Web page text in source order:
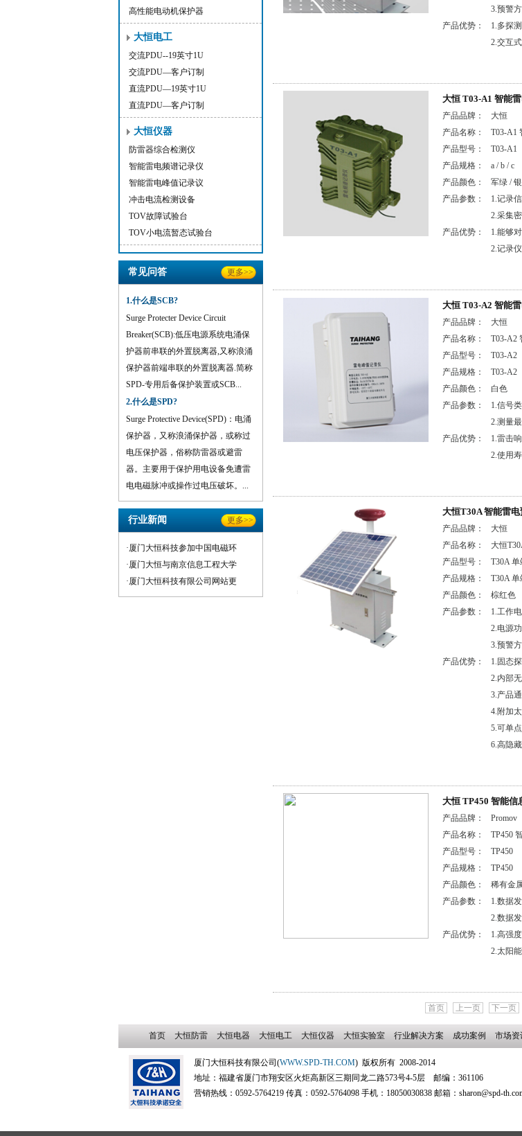
高性能电动机保护器
大恒电工
交流PDU--19英寸1U
交流PDU—客户订制
直流PDU—19英寸1U
直流PDU—客户订制
大恒仪器
防雷器综合检测仪
智能雷电频谱记录仪
智能雷电峰值记录议
冲击电流检测设备
TOV故障试验台
TOV小电流暂态试验台
常见问答 更多>>
1.什么是SCB?
Surge Protecter Device Circuit
Breaker(SCB):低压电源系统电涌保
护器前串联的外置脱离器,又称浪涌
保护器前端串联的外置脱离器.简称
SPD-专用后备保护装置或SCB...
2.什么是SPD?
Surge Protective Device(SPD)：电涌
保护器，又称浪涌保护器，或称过
电压保护器，俗称防雷器或避雷
器。主要用于保护用电设备免遭雷
电电磁脉冲或操作过电压破坏。...
行业新闻 更多>>
·厦门大恒科技参加中国电磁环
·厦门大恒与南京信息工程大学
·厦门大恒科技有限公司网站更
3.预警
产品优势：
1.多探
2.交互
大恒 T03-A1 智能
产品品牌：
大恒
产品名称：
T03-A1
产品型号：
T03-A1
产品规格：
a / b / c
产品颜色：
军绿 /
产品参数：
1.记录
2.采集
产品优势：
1.能够
2.记录
大恒 T03-A2 智能
产品品牌：
大恒
产品名称：
T03-A2
产品型号：
T03-A2
产品规格：
T03-A2
产品颜色：
白色
产品参数：
1.信号
2.测量
产品优势：
1.雷击
2.使用
大恒T30A 智能雷
产品品牌：
大恒
产品名称：
大恒
产品型号：
T30A
产品规格：
T30A
产品颜色：
棕红色
产品参数：
1.工作
2.电源
3.预警
产品优势：
1.固态
2.内部
3.产品
4.附加
5.可单
6.高隐
大恒 TP450 智能信
产品品牌：
Promov
产品名称：
TP450
产品型号：
TP450
产品规格：
TP450
产品颜色：
稀有金
产品参数：
1.数据
2.数据
产品优势：
1.高强
2.太阳
首页 上一页 下一页
首页 大恒防雷 大恒电器 大恒电工 大恒仪器 大恒实验室 行业解决方案 成功案例 市场资
厦门大恒科技有限公司(WWW.SPD-TH.COM) 版权所有 2008-2014
地址：福建省厦门市翔安区火炬高新区三期同龙二路573号4-5层 邮编：361106
营销热线：0592-5764219 传真：0592-5764098 手机：18050030838 邮箱：sharon@spd-